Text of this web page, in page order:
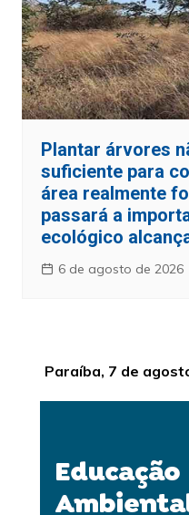
Plantar árvores
suficiente para
área realmente
passará a
ecológico
6 de agosto de 2026
Paraíba, 7 de